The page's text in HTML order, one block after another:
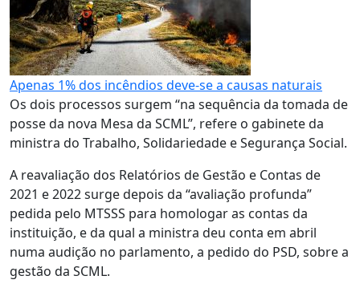
Apenas 1% dos incêndios deve-se a causas naturais
Os dois processos surgem “na sequência da tomada de
posse da nova Mesa da SCML”, refere o gabinete da
ministra do Trabalho, Solidariedade e Segurança Social.
A reavaliação dos Relatórios de Gestão e Contas de
2021 e 2022 surge depois da “avaliação profunda”
pedida pelo MTSSS para homologar as contas da
instituição, e da qual a ministra deu conta em abril
numa audição no parlamento, a pedido do PSD, sobre a
gestão da SCML.